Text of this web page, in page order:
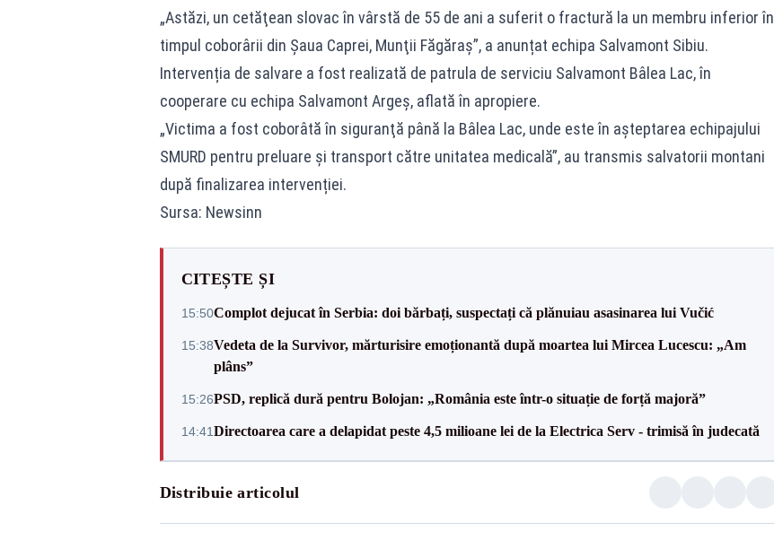
„Astăzi, un cetăţean slovac în vârstă de 55 de ani a suferit o fractură la un membru inferior în
timpul coborârii din Şaua Caprei, Munţii Făgăraş”, a anunțat echipa Salvamont Sibiu.
Intervenția de salvare a fost realizată de patrula de serviciu Salvamont Bâlea Lac, în
cooperare cu echipa Salvamont Argeș, aflată în apropiere.
„Victima a fost coborâtă în siguranţă până la Bâlea Lac, unde este în aşteptarea echipajului
SMURD pentru preluare şi transport către unitatea medicală”, au transmis salvatorii montani
după finalizarea intervenției.
Sursa: Newsinn
CITEȘTE ȘI
15:50Complot dejucat în Serbia: doi bărbați, suspectați că plănuiau asasinarea lui Vučić
15:38Vedeta de la Survivor, mărturisire emoționantă după moartea lui Mircea Lucescu: „Am
plâns”
15:26PSD, replică dură pentru Bolojan: „România este într-o situație de forță majoră”
14:41Directoarea care a delapidat peste 4,5 milioane lei de la Electrica Serv - trimisă în judecată
Distribuie articolul